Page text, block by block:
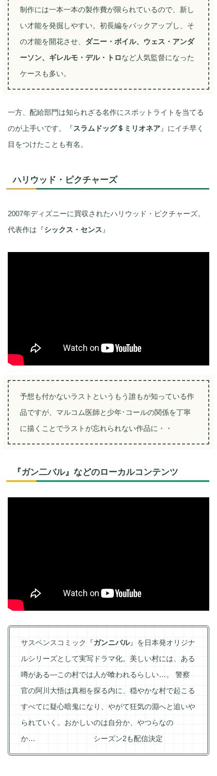
制作には一本一本の製作費が限られているので、新し
い才能を発掘しやすい。初長編をバックアップし、そ
の才能を開花させ、 ダニー・ボイル、ウェス・アンダ
ーソン、ギレルモ・デル・トロなど人気監督になった
ケースも多い。
一方、配給部門は知られざる名作にスポットライトを当てる
のが上手いです。『スラムドッグ＄ミリオネア 』にイチ早く
目をつけたことも有名。
ハリウッド・ピクチャーズ
2007年ディズニーに買収されたハリウッド・ピクチャーズ。
代表作は『シックス・センス 』
予想も付かないラストというもう誰もが知っている作
品ですが、マルコム医師と少年･コールの関係を丁寧
に描くことでラストが忘れられない作品に・・
『ガン二バル』などのローカルコンテンツ
サスペンスコミック『ガンニバル』を日本発オリジナ
ルシリーズとして実写ドラマ化。美しい村には、ある
噂がある―この村では人が喰われるらしい…。 警察
官の阿川大悟は真相を探る内に、穏やかな村で起こる
すべてに疑心暗鬼になり、やがて狂気の淵へと追いや
られていく。おかしいのは自分か、やつらなの
か… シーズン2も配信決定